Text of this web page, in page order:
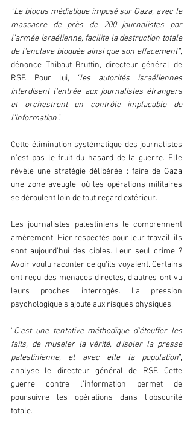
“Le blocus médiatique imposé sur Gaza, avec le
massacre de près de 200 journalistes par
l'armée israélienne, facilite la destruction totale
de l'enclave bloquée ainsi que son effacement”,
dénonce Thibaut Bruttin, directeur général de
RSF. Pour lui,
“les autorités israéliennes
interdisent l'entrée aux journalistes étrangers
et orchestrent un contrôle implacable de
l'information”.
Cette élimination systématique des journalistes
n'est pas le fruit du hasard de la guerre. Elle
révèle une stratégie délibérée : faire de Gaza
une zone aveugle, où les opérations militaires
se déroulent loin de tout regard extérieur.
Les journalistes palestiniens le comprennent
amèrement. Hier respectés pour leur travail, ils
sont aujourd'hui des cibles. Leur seul crime ?
Avoir voulu raconter ce qu'ils voyaient. Certains
ont reçu des menaces directes, d'autres ont vu
leurs proches interrogés. La pression
psychologique s'ajoute aux risques physiques.
“C'est une tentative méthodique d'étouffer les
faits, de museler la vérité, d'isoler la presse
palestinienne, et avec elle la population”,
analyse le directeur général de RSF. Cette
guerre contre l'information permet de
poursuivre les opérations dans l'obscurité
totale.